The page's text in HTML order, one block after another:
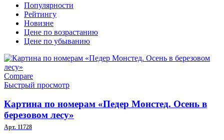
Популярности
Рейтингу
Новизне
Цене по возрастанию
Цене по убыванию
Compare
Быстрый просмотр
Картина по номерам «Педер Монстед. Осень в
березовом лесу»
Арт. 11728